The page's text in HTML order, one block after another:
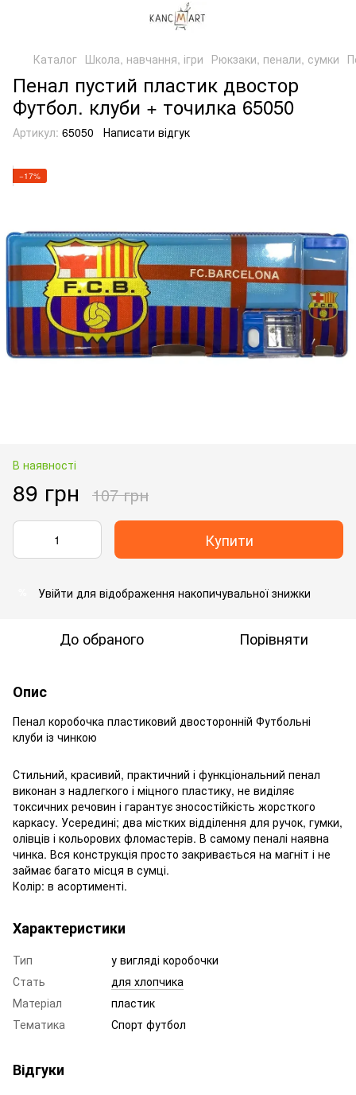
Каталог Школа, навчання, ігри Рюкзаки, пенали, сумки
Пенал пустий пластик двостор
Футбол. клуби + точилка 65050
Артикул: 65050 Написати відгук
−17%
В наявності
89 грн 107 грн
Купити
Увійти для відображення накопичувальної знижки
До обраного Порівняти
Опис
Пенал коробочка пластиковий двосторонній Футбольні
клуби із чинкою
Стильний, красивий, практичний і функціональний пенал
виконан з надлегкого і міцного пластику, не виділяє
токсичних речовин і гарантує зносостійкість жорсткого
каркасу. Усередині; два містких відділення для ручок, гумки,
олівців і кольорових фломастерів. В самому пеналі наявна
чинка. Вся конструкція просто закривається на магніт і не
займає багато місця в сумці.
Колір: в асортименті.
Характеристики
Тип
у вигляді коробочки
Стать
для хлопчика
Матеріал
пластик
Тематика
Спорт футбол
Відгуки